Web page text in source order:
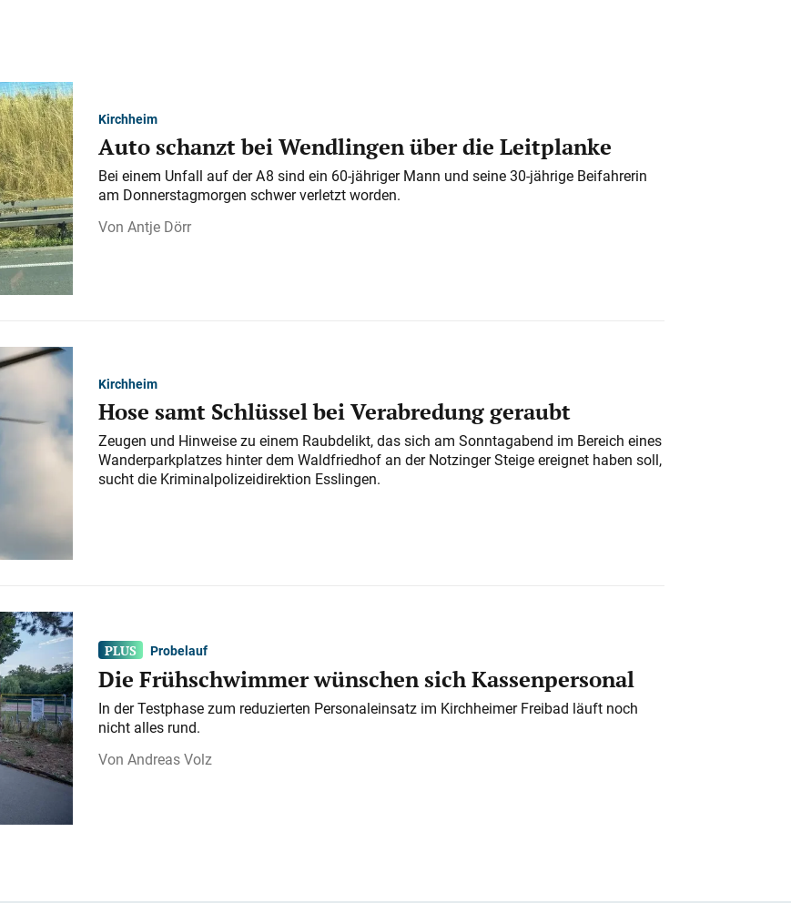
Kirchheim
Auto schanzt bei Wendlingen über die Leitplanke
Bei einem Unfall auf der A 8 sind ein 60-jähriger Mann und seine 30-jährige Beifahrerin
am Donnerstagmorgen schwer verletzt worden.
Antje Dörr
Kirchheim
Hose samt Schlüssel bei Verabredung geraubt
Zeugen und Hinweise zu einem Raubdelikt, das sich am Sonntagabend im Bereich eines
Wanderparkplatzes hinter dem Waldfriedhof an der Notzinger Steige ereignet haben soll,
sucht die Kriminalpolizeidirektion Esslingen.
Probelauf
Die Frühschwimmer wünschen sich Kassenpersonal
In der Testphase zum reduzierten Personaleinsatz im Kirchheimer Freibad läuft noch
nicht alles rund.
Andreas Volz